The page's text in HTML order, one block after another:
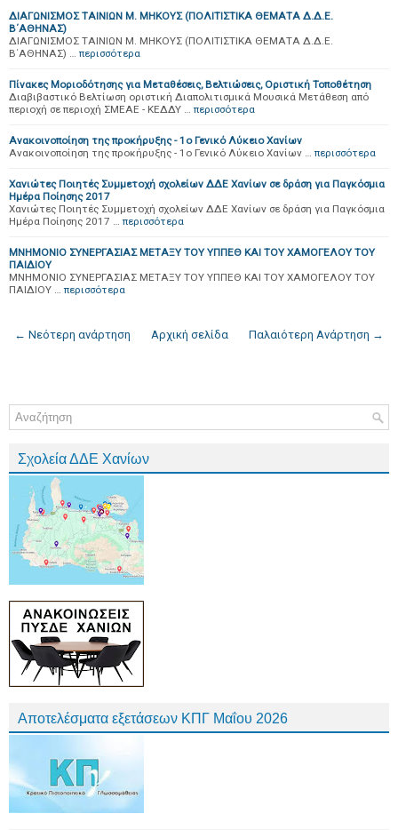
ΔΙΑΓΩΝΙΣΜΟΣ ΤΑΙΝΙΩΝ Μ. ΜΗΚΟΥΣ (ΠΟΛΙΤΙΣΤΙΚΑ ΘΕΜΑΤΑ Δ.Δ.Ε.
Β΄ΑΘΗΝΑΣ)
ΔΙΑΓΩΝΙΣΜΟΣ ΤΑΙΝΙΩΝ Μ. ΜΗΚΟΥΣ (ΠΟΛΙΤΙΣΤΙΚΑ ΘΕΜΑΤΑ Δ.Δ.Ε.
Β΄ΑΘΗΝΑΣ) … περισσότερα
Πίνακες Μοριοδότησης για Μεταθέσεις, Βελτιώσεις, Οριστική Τοποθέτηση
Διαβιβαστικό Βελτίωση οριστική Διαπολιτισμικά Μουσικά Μετάθεση από
περιοχή σε περιοχή ΣΜΕΑΕ - ΚΕΔΔΥ … περισσότερα
Ανακοινοποίηση της προκήρυξης - 1o Γενικό Λύκειο Χανίων
Ανακοινοποίηση της προκήρυξης - 1o Γενικό Λύκειο Χανίων … περισσότερα
Χανιώτες Ποιητές Συμμετοχή σχολείων ΔΔΕ Χανίων σε δράση για Παγκόσμια
Ημέρα Ποίησης 2017
Χανιώτες Ποιητές Συμμετοχή σχολείων ΔΔΕ Χανίων σε δράση για Παγκόσμια
Ημέρα Ποίησης 2017 … περισσότερα
ΜΝΗΜΟΝΙΟ ΣΥΝΕΡΓΑΣΙΑΣ ΜΕΤΑΞΥ ΤΟΥ ΥΠΠΕΘ ΚΑΙ ΤΟΥ ΧΑΜΟΓΕΛΟΥ ΤΟΥ
ΠΑΙΔΙΟΥ
ΜΝΗΜΟΝΙΟ ΣΥΝΕΡΓΑΣΙΑΣ ΜΕΤΑΞΥ ΤΟΥ ΥΠΠΕΘ ΚΑΙ ΤΟΥ ΧΑΜΟΓΕΛΟΥ ΤΟΥ
ΠΑΙΔΙΟΥ … περισσότερα
← Νεότερη ανάρτηση Παλαιότερη Ανάρτηση →
Αρχική σελίδα
Σχολεία ΔΔΕ Χανίων
Αποτελέσματα εξετάσεων ΚΠΓ Μαΐου 2026